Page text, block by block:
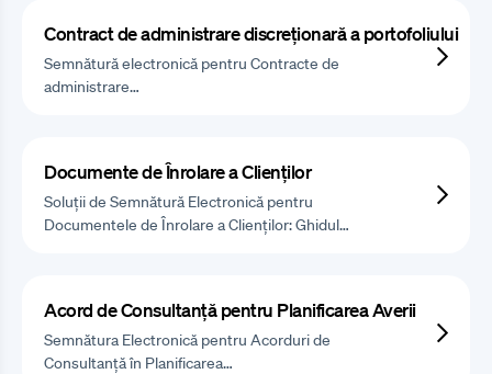
Contract de administrare discreționară a portofoliului
Semnătură electronică pentru Contracte de
administrare…
Documente de Înrolare a Clienților
Soluții de Semnătură Electronică pentru
Documentele de Înrolare a Clienților: Ghidul…
Acord de Consultanță pentru Planificarea Averii
Semnătura Electronică pentru Acorduri de
Consultanță în Planificarea…